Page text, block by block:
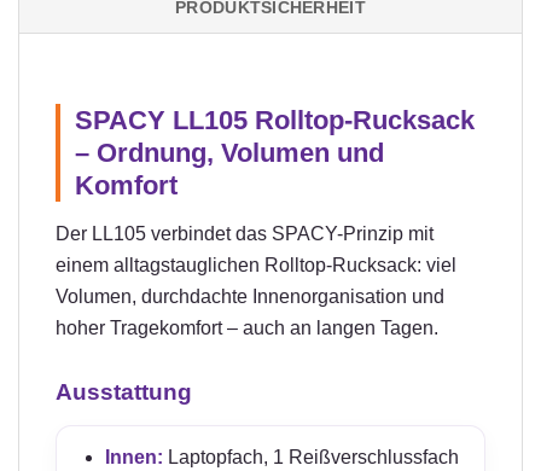
PRODUKTSICHERHEIT
SPACY LL105 Rolltop-Rucksack
– Ordnung, Volumen und
Komfort
Der LL105 verbindet das SPACY-Prinzip mit
einem alltagstauglichen Rolltop-Rucksack: viel
Volumen, durchdachte Innenorganisation und
hoher Tragekomfort – auch an langen Tagen.
Ausstattung
Innen: Laptopfach, 1 Reißverschlussfach